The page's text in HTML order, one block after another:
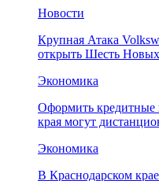
Новости
Крупная Атака
открыть Шесть
Экономика
Оформить кредитные
края могут
Экономика
В Краснодарском